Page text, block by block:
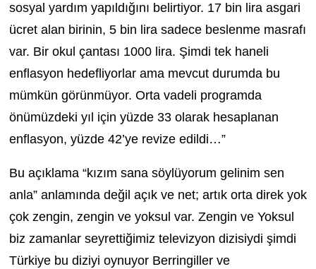
sosyal yardım yapıldığını belirtiyor. 17 bin lira asgari
ücret alan birinin, 5 bin lira sadece beslenme masrafı
var. Bir okul çantası 1000 lira. Şimdi tek haneli
enflasyon hedefliyorlar ama mevcut durumda bu
mümkün görünmüyor. Orta vadeli programda
önümüzdeki yıl için yüzde 33 olarak hesaplanan
enflasyon, yüzde 42’ye revize edildi…”
Bu açıklama “kızım sana söylüyorum gelinim sen
anla” anlamında değil açık ve net; artık orta direk yok
çok zengin, zengin ve yoksul var. Zengin ve Yoksul
biz zamanlar seyrettiğimiz televizyon dizisiydi şimdi
Türkiye bu diziyi oynuyor Berringiller ve